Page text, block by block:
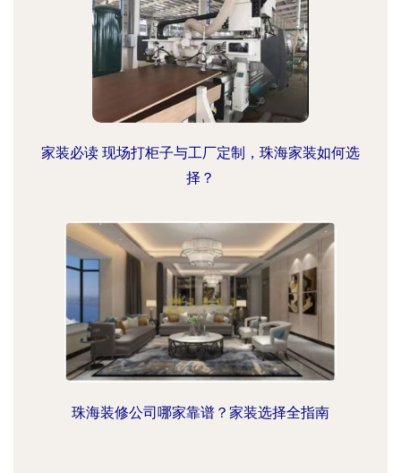
家装必读 现场打柜子与工厂定制，珠海家装如何选
择？
珠海装修公司哪家靠谱？家装选择全指南